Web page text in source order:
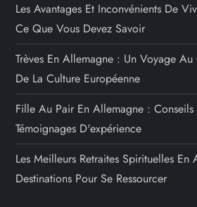
Les Avantages Et Inconvénients De
Ce Que Vous Devez Savoir
Trèves En Allemagne : Un Voyage
De La Culture Européenne
Fille Au Pair En Allemagne : Conseils
Témoignages D'expérience
Les Meilleurs Retraites Spirituelles En
Destinations Pour Se Ressourcer